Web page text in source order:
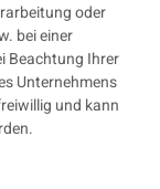
oder
bei einer
Beachtung Ihrer
Unternehmens
und kann